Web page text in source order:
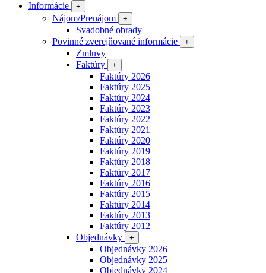
Informácie
+
Nájom/Prenájom +
Svadobné obrady
Povinné zverejňované informácie
+
Zmluvy
Faktúry
+
Faktúry 2026
Faktúry 2025
Faktúry 2024
Faktúry 2023
Faktúry 2022
Faktúry 2021
Faktúry 2020
Faktúry 2019
Faktúry 2018
Faktúry 2017
Faktúry 2016
Faktúry 2015
Faktúry 2014
Faktúry 2013
Faktúry 2012
Objednávky
+
Objednávky 2026
Objednávky 2025
Objednávky 2024